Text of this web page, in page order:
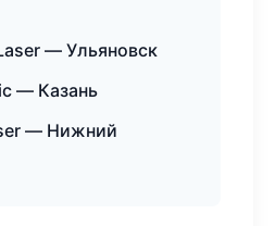
— Ульяновск
— Казань
— Нижний